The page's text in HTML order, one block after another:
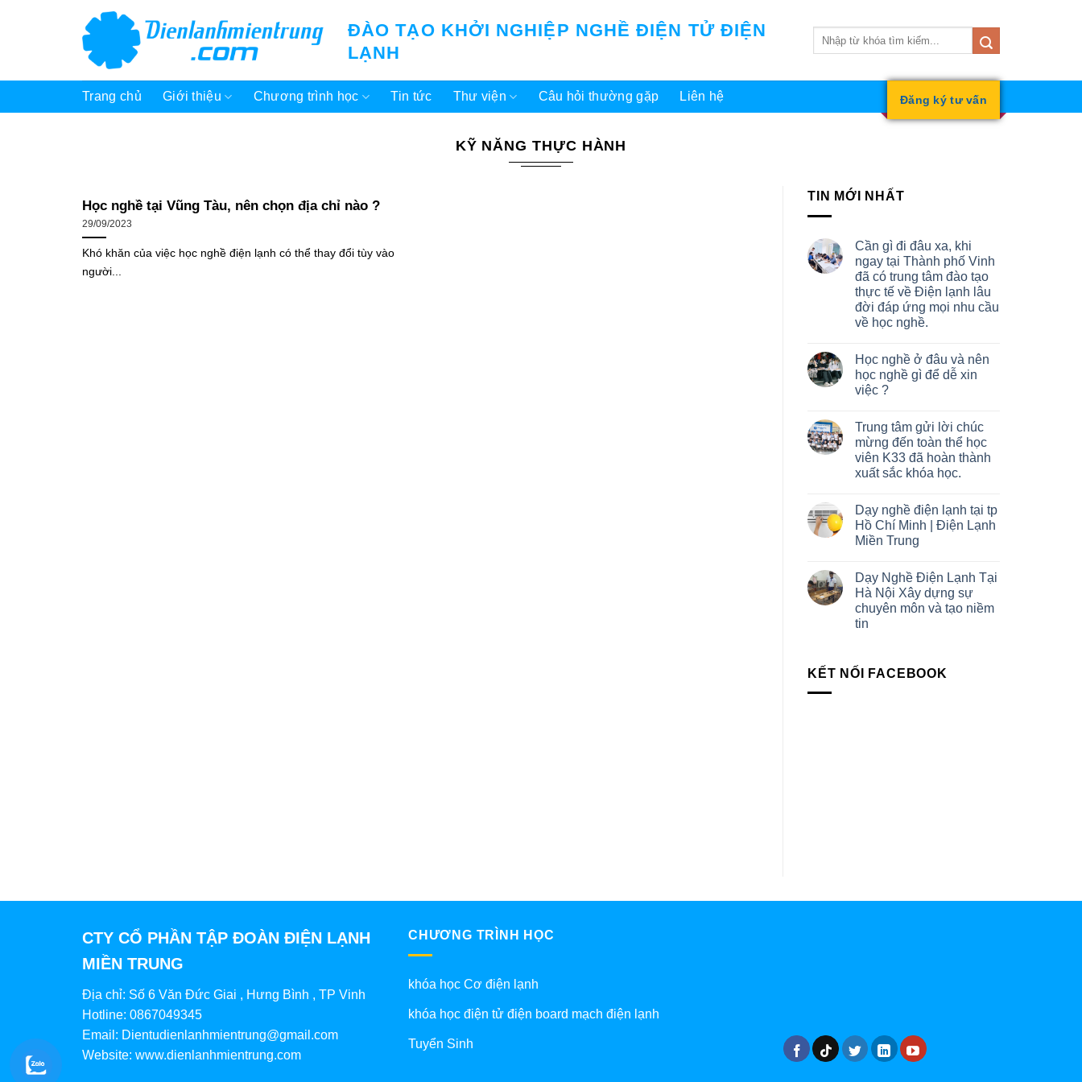
ĐÀO TẠO KHỞI NGHIỆP NGHỀ ĐIỆN TỬ ĐIỆN
LẠNH
Trang chủ Giới thiệu Chương trình học Tin tức Thư viện Câu hỏi thường gặp Liên hệ Đăng ký tư vấn
KỸ NĂNG THỰC HÀNH
Học nghề tại Vũng Tàu, nên chọn địa chỉ nào ?
29/09/2023
Khó khăn của việc học nghề điện lạnh có thể thay đổi tùy vào
người...
TIN MỚI NHẤT
Cần gì đi đâu xa, khi
ngay tại Thành phố Vinh
đã có trung tâm đào tạo
thực tế về Điện lạnh lâu
đời đáp ứng mọi nhu cầu
về học nghề.
Học nghề ở đâu và nên
học nghề gì để dễ xin
việc ?
Trung tâm gửi lời chúc
mừng đến toàn thể học
viên K33 đã hoàn thành
xuất sắc khóa học.
Dạy nghề điện lạnh tại tp
Hồ Chí Minh | Điện Lạnh
Miền Trung
Dạy Nghề Điện Lạnh Tại
Hà Nội Xây dựng sự
chuyên môn và tạo niềm
tin
KẾT NỐI FACEBOOK
CTY CỔ PHẦN TẬP ĐOÀN ĐIỆN LẠNH
MIỀN TRUNG
Địa chỉ: Số 6 Văn Đức Giai , Hưng Bình , TP Vinh
Hotline: 0867049345
Email: Dientudienlanhmientrung@gmail.com
Website: www.dienlanhmientrung.com
CHƯƠNG TRÌNH HỌC
khóa học Cơ điện lạnh
khóa học điện tử điện board mạch điện lạnh
Tuyển Sinh